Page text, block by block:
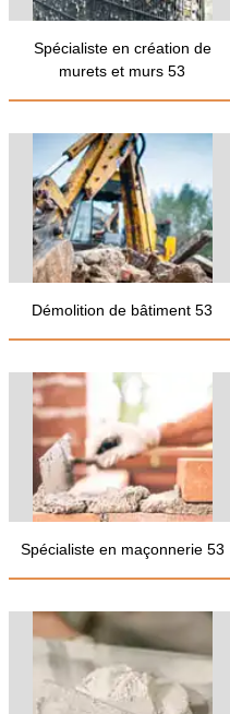
Spécialiste en création de
murets et murs 53
Démolition de bâtiment 53
Spécialiste en maçonnerie 53